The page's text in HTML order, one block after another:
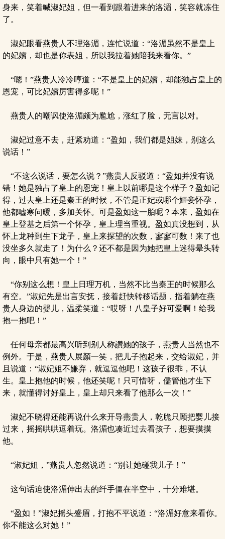
身来，笑着喊淑妃姐，但一看到跟着进来的洛湄，笑容就冻住
了。
淑妃眼看燕贵人不理洛湄，连忙说道：“洛湄虽然不是皇上
的妃嬪，却也是你表姐，所以我拉着她陪我来看你。”
“嗯！”燕贵人冷冷哼道：“不是皇上的妃嬪，却能独占皇上的
恩宠，可比妃嬪厉害得多呢！”
燕贵人的嘲讽使洛湄颇为尷尬，涨红了脸，无言以对。
淑妃过意不去，赶紧劝道：“盈如，我们都是姐妹，别这么
说话！”
“不这么说话，要怎么说？”燕贵人反驳道：“盈如并没有说
错！她是独占了皇上的恩宠！皇上以前哪是这个样子？盈如记
得，过去皇上还是秦王的时候，不管是正妃或哪个姬妾怀孕，
他都嘘寒问暖，多加关怀。可是盈如这一胎呢？本来，盈如在
皇上登基之后第一个怀孕，皇上理当重视。盈如真没想到，从
怀上龙种到生下龙子，皇上来探望的次数，寥寥可数！来了也
没坐多久就走了！为什么？还不都是因为她把皇上迷得晕头转
向，眼中只有她一个！”
“你别这么想！皇上日理万机，当然不比当秦王的时候那么
有空。”淑妃先是出言安抚，接着赶快转移话题，指着躺在燕
贵人身边的婴儿，温柔笑道：“哎呀！八皇子好可爱啊！给我
抱一抱吧！”
任何母亲都最高兴听到别人称讚她的孩子，燕贵人当然也不
例外。于是，燕贵人展顏一笑，把儿子抱起来，交给淑妃，并
且说道：“淑妃姐不嫌弃，就逗逗他吧！这孩子很乖，不认
生。皇上抱他的时候，他还笑呢！只可惜呀，儘管他才生下
来，就懂得讨好皇上，皇上却只来看了他那么一次！”
淑妃不晓得还能再说什么来开导燕贵人，乾脆只顾把婴儿接
过来，摇摇哄哄逗着玩。洛湄也凑近过去看孩子，想要摸摸
他。
“淑妃姐，”燕贵人忽然说道：“别让她碰我儿子！”
这句话迫使洛湄伸出去的纤手僵在半空中，十分难堪。
“盈如！”淑妃摇头蹙眉，打抱不平说道：“洛湄好意来看你。
你不能这么对她！”